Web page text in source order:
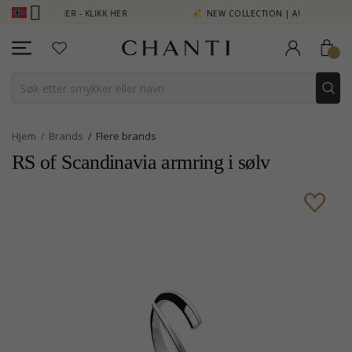
SE MER - KLIKK HER NEW COLLECTION | AURA
Hjem Brands Flere brands
RS of Scandinavia armring i sølv